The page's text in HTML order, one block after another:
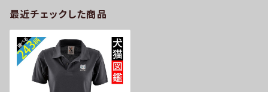
最近チェックした商品